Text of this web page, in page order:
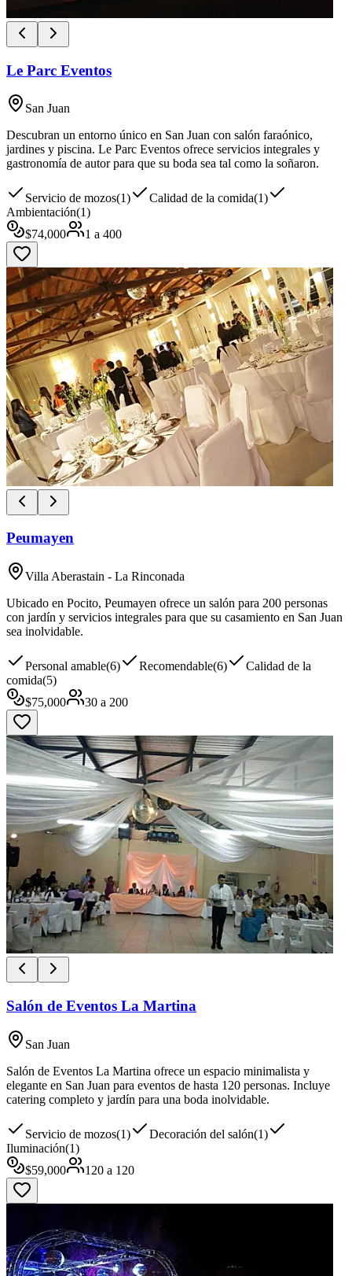
Le Parc Eventos
San Juan
Descubran un entorno único en San Juan con salón faraónico,
jardines y piscina. Le Parc Eventos ofrece servicios integrales y
gastronomía de autor para que su boda sea tal como la soñaron.
Servicio de mozos(1) Calidad de la comida(1)
Ambientación(1)
$74,000 1 a 400
Peumayen
Villa Aberastain - La Rinconada
Ubicado en Pocito, Peumayen ofrece un salón para 200 personas
con jardín y servicios integrales para que su casamiento en San Juan
sea inolvidable.
Personal amable(6) Recomendable(6)
Calidad de la
comida(5)
$75,000 30 a 200
Salón de Eventos La Martina
San Juan
Salón de Eventos La Martina ofrece un espacio minimalista y
elegante en San Juan para eventos de hasta 120 personas. Incluye
catering completo y jardín para una boda inolvidable.
Servicio de mozos(1) Decoración del salón(1)
Iluminación(1)
$59,000 120 a 120